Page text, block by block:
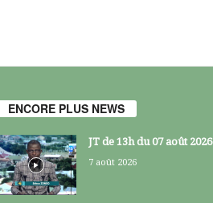
ENCORE PLUS NEWS
JT de 13h du 07 août 2026
7 août 2026